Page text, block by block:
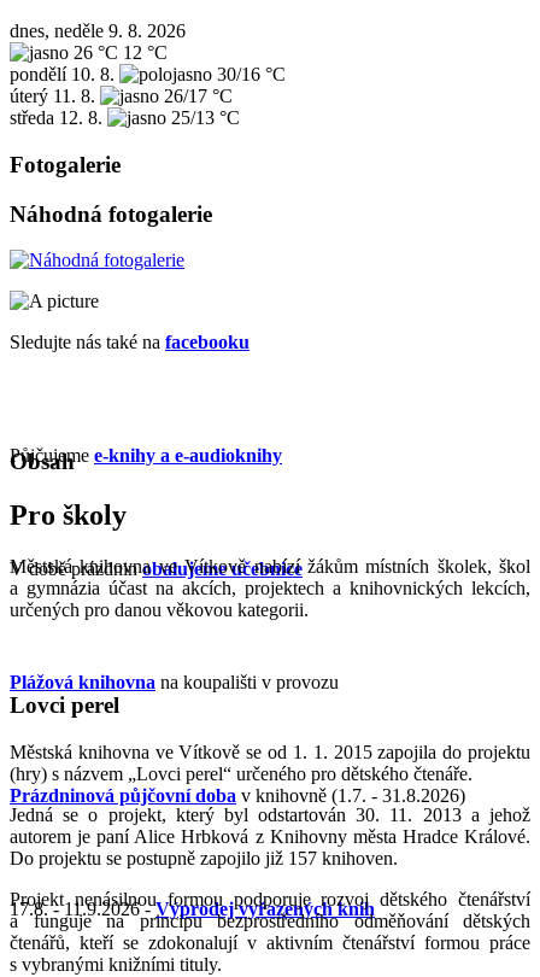
dnes, neděle 9. 8. 2026
26 °C 12 °C
pondělí 10. 8.
30/16 °C
úterý 11. 8.
26/17 °C
středa 12. 8. 25/13 °C
Fotogalerie
Náhodná fotogalerie
Sledujte nás také na facebooku
Půjčujeme e-knihy a e-audioknihy
V době prázdninobalujeme učebnice
Plážová knihovna na koupališti v provozu
Prázdninová půjčovní doba v knihovně (1.7. - 31.8.2026)
17.8. - 11.9.2026 -Výprodej vyřazených knih
Obsah
Pro školy
Městská knihovna ve Vítkově nabízí žákům místních školek, škol
a gymnázia účast na akcích, projektech a knihovnických lekcích,
určených pro danou věkovou kategorii.
Lovci perel
Městská knihovna ve Vítkově se od 1. 1. 2015 zapojila do projektu
(hry) s názvem „Lovci perel“ určeného pro dětského čtenáře.
Jedná se o projekt, který byl odstartován 30. 11. 2013 a jehož
autorem je paní Alice Hrbková z Knihovny města Hradce Králové.
Do projektu se postupně zapojilo již 157 knihoven.
Projekt nenásilnou formou podporuje rozvoj dětského čtenářství
a funguje na principu bezprostředního odměňování dětských
čtenářů, kteří se zdokonalují v aktivním čtenářství formou práce
s vybranými knižními tituly.